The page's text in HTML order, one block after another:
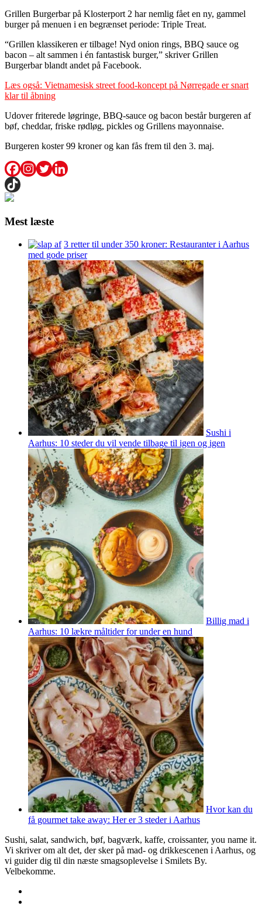
Grillen Burgerbar på Klosterport 2 har nemlig fået en ny, gammel
burger på menuen i en begrænset periode: Triple Treat.
“Grillen klassikeren er tilbage! Nyd onion rings, BBQ sauce og
bacon – alt sammen i én fantastisk burger,” skriver Grillen
Burgerbar blandt andet på Facebook.
Læs også: Vietnamesisk street food-koncept på Nørregade er snart
klar til åbning
Udover friterede løgringe, BBQ-sauce og bacon består burgeren af
bøf, cheddar, friske rødløg, pickles og Grillens mayonnaise.
Burgeren koster 99 kroner og kan fås frem til den 3. maj.
Mest læste
3 retter til under 350 kroner: Restauranter i Aarhus
med gode priser
Sushi i
Aarhus: 10 steder du vil vende tilbage til igen og igen
Billig mad i
Aarhus: 10 lækre måltider for under en hund
Hvor kan du
få gourmet take away: Her er 3 steder i Aarhus
Sushi, salat, sandwich, bøf, bagværk, kaffe, croissanter, you name it.
Vi skriver om alt det, der sker på mad- og drikkescenen i Aarhus, og
vi guider dig til din næste smagsoplevelse i Smilets By.
Velbekomme.